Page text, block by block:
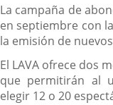
La campaña de
en septiembre con
la emisión de
El LAVA ofrece dos
que permitirán al
elegir 12 o 20